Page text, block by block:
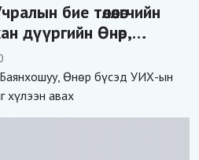
бие төлөөлөгчийн
дүүргийн Өнөр,
эхэллээ
Өнөр бүсэд УИХ-ын
хүлээн авах